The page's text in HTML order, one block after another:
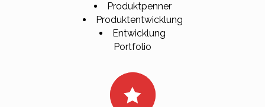
Produktpenner
Produktentwicklung
Entwicklung
Portfolio